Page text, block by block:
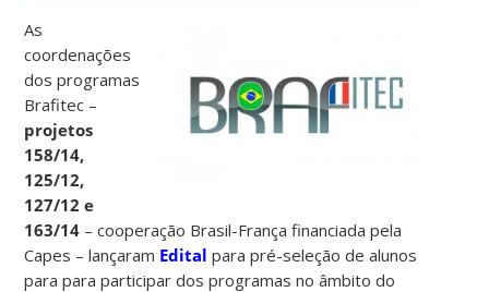
As
coordenações
dos programas
Brafitec –
projetos
158/14,
125/12,
127/12 e
163/14 – cooperação Brasil-França financiada pela
Capes – lançaram Edital para pré-seleção de alunos
para para participar dos programas no âmbito do